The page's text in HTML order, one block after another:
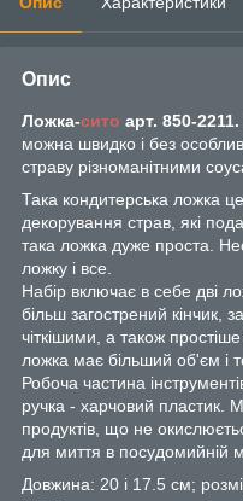
Опис
Ложка-сито арт. 850-2211.
можна швидко і без
страву різноманітними
Така кондитерська ложка
декорування страв, які
така ложка дуже проста.
ложку і все.
Набір включає в себе дві
більш загострений кінчик,
чіткішими, а також
ложка має більший об'єм і
Робоча частина
ручка - харчовий пластик.
продуктів, що не
для миття в посудомийній
Довжина: 20 і 17.5 см;